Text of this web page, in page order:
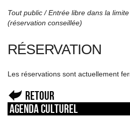
Tout public / Entrée libre dans la
(réservation conseillée)
RÉSERVATION
Les réservations sont actuellement
Retour
Agenda culturel